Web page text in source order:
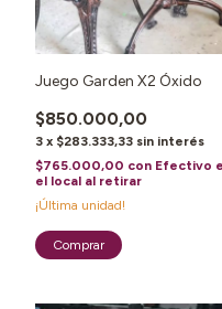
Juego Garden X2 Óxido
$850.000,00
3 x $283.333,33 sin interés
$765.000,00 con Efectivo
el local al retirar
¡Última unidad!